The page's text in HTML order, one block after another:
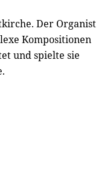
Der Organist
Kompositionen
und spielte sie